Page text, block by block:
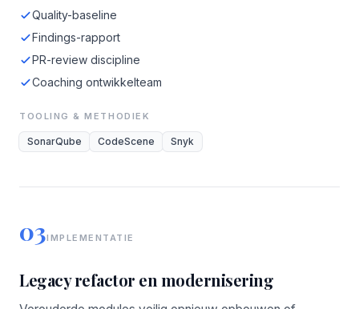
Quality-baseline
Findings-rapport
PR-review discipline
Coaching ontwikkelteam
TOOLING & METHODIEK
SonarQube CodeScene Snyk
03IMPLEMENTATIE
Legacy refactor en modernisering